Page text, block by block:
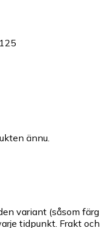
ännu.
variant (såsom färg
tidpunkt. Frakt och